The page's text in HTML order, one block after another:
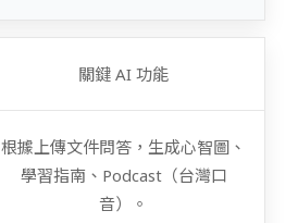
關鍵 AI 功能
根據上傳文件問答，生成心智圖、
學習指南、Podcast（台灣口
音）。